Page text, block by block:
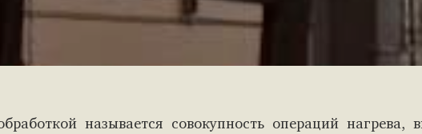
называется совокупность операций нагрева,